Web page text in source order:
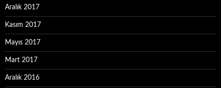
Aralık 2017
Kasım 2017
Mayıs 2017
Mart 2017
Aralık 2016